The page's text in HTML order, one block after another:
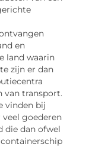
en
land waarin
zijn er dan
van transport.
vinden bij
goederen
die dan ofwel